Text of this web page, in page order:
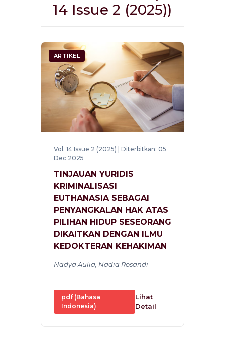
14 Issue 2 (2025))
ARTIKEL
Vol. 14 Issue 2 (2025) | Diterbitkan: 05
Dec 2025
TINJAUAN YURIDIS
KRIMINALISASI
EUTHANASIA SEBAGAI
PENYANGKALAN HAK ATAS
PILIHAN HIDUP SESEORANG
DIKAITKAN DENGAN ILMU
KEDOKTERAN KEHAKIMAN
Nadya Aulia, Nadia Rosandi
pdf (Bahasa
Indonesia)
Lihat
Detail